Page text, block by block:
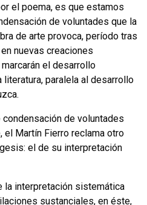
el poema, es que estamos
de voluntades que la
de arte provoca, pe­ríodo tras
nuevas creaciones
el desarrollo
literatura, paralela al desarrollo
de voluntades
el Martín Fierro reclama otro
el de su interpretación
interpretación sistemática
sustanciales, en éste,